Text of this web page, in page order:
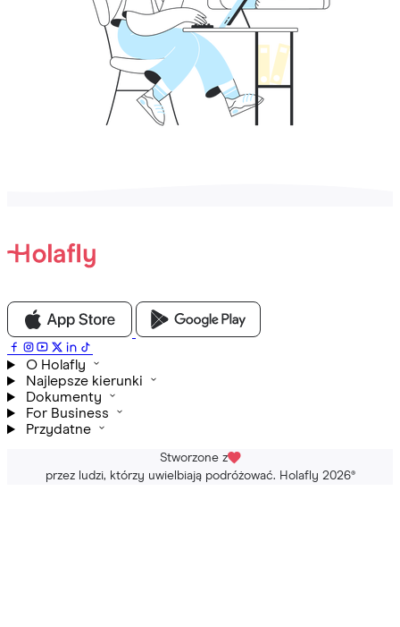
O Holafly
Najlepsze kierunki
Dokumenty
For Business
Przydatne
Stworzone z
przez ludzi, którzy uwielbiają podróżować. Holafly 2026®